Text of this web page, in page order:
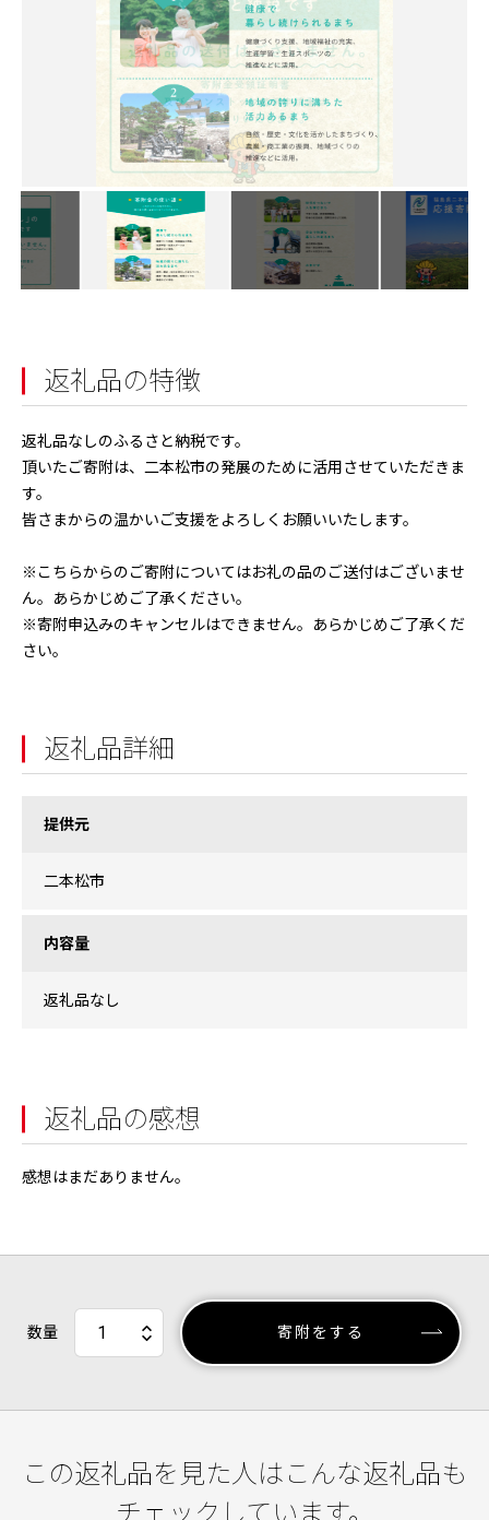
返礼品の特徴
返礼品なしのふるさと納税です。
頂いたご寄附は、二本松市の発展のために活用させていただきま
す。
皆さまからの温かいご支援をよろしくお願いいたします。
※こちらからのご寄附についてはお礼の品のご送付はございませ
ん。あらかじめご了承ください。
※寄附申込みのキャンセルはできません。あらかじめご了承くだ
さい。
返礼品詳細
提供元
二本松市
内容量
返礼品なし
返礼品の感想
感想はまだありません。
数量 寄附をする
この返礼品を見た人はこんな返礼品も
チェックしています。